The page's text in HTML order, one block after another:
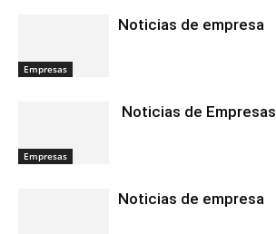
Empresas
Noticias de empresa
Empresas
Noticias de Empresas
Noticias de empresa